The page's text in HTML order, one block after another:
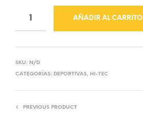
AÑADIR AL CARRITO
SKU: N/D
CATEGORÍAS: DEPORTIVAS, HI-TEC
PREVIOUS PRODUCT